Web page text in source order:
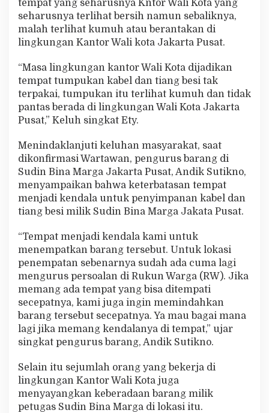
tempat yang seharusnya Kntor Wali Kota yang
seharusnya terlihat bersih namun sebaliknya,
malah terlihat kumuh atau berantakan di
lingkungan Kantor Wali kota Jakarta Pusat.
“Masa lingkungan kantor Wali Kota dijadikan
tempat tumpukan kabel dan tiang besi tak
terpakai, tumpukan itu terlihat kumuh dan tidak
pantas berada di lingkungan Wali Kota Jakarta
Pusat,” Keluh singkat Ety.
Menindaklanjuti keluhan masyarakat, saat
dikonfirmasi Wartawan, pengurus barang di
Sudin Bina Marga Jakarta Pusat, Andik Sutikno,
menyampaikan bahwa keterbatasan tempat
menjadi kendala untuk penyimpanan kabel dan
tiang besi milik Sudin Bina Marga Jakata Pusat.
“Tempat menjadi kendala kami untuk
menempatkan barang tersebut. Untuk lokasi
penempatan sebenarnya sudah ada cuma lagi
mengurus persoalan di Rukun Warga (RW). Jika
memang ada tempat yang bisa ditempati
secepatnya, kami juga ingin memindahkan
barang tersebut secepatnya. Ya mau bagai mana
lagi jika memang kendalanya di tempat,” ujar
singkat pengurus barang, Andik Sutikno.
Selain itu sejumlah orang yang bekerja di
lingkungan Kantor Wali Kota juga
menyayangkan keberadaan barang milik
petugas Sudin Bina Marga di lokasi itu.